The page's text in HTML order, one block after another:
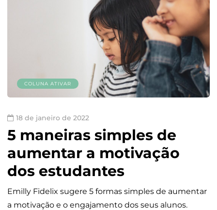
COLUNA ATIVAR
18 de janeiro de 2022
5 maneiras simples de
aumentar a motivação
dos estudantes
Emilly Fidelix sugere 5 formas simples de aumentar
a motivação e o engajamento dos seus alunos.